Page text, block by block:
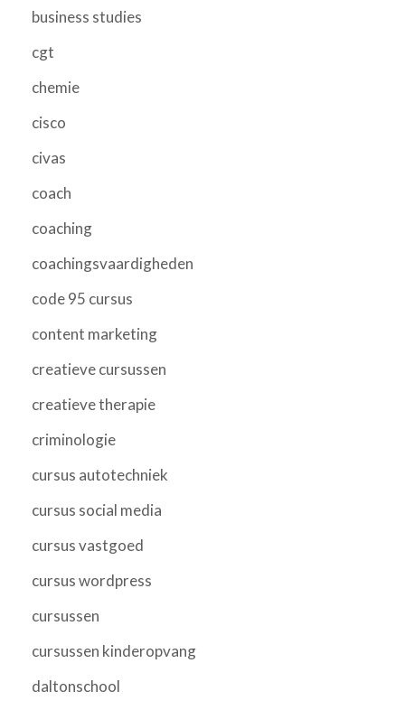
business studies
cgt
chemie
cisco
civas
coach
coaching
coachingsvaardigheden
code 95 cursus
content marketing
creatieve cursussen
creatieve therapie
criminologie
cursus autotechniek
cursus social media
cursus vastgoed
cursus wordpress
cursussen
cursussen kinderopvang
daltonschool